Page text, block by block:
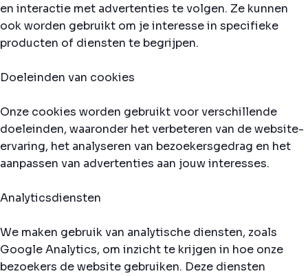
en interactie met advertenties te volgen. Ze kunnen
ook worden gebruikt om je interesse in specifieke
producten of diensten te begrijpen.
Doeleinden van cookies
Onze cookies worden gebruikt voor verschillende
doeleinden, waaronder het verbeteren van de website-
ervaring, het analyseren van bezoekersgedrag en het
aanpassen van advertenties aan jouw interesses.
Analyticsdiensten
We maken gebruik van analytische diensten, zoals
Google Analytics, om inzicht te krijgen in hoe onze
bezoekers de website gebruiken. Deze diensten